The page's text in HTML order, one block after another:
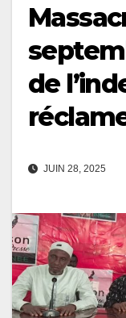
de
JUIN 28, 2025